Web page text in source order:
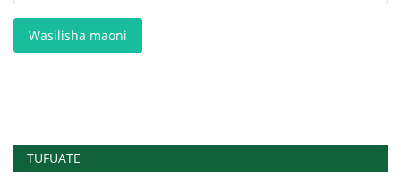
Wasilisha maoni
TUFUATE